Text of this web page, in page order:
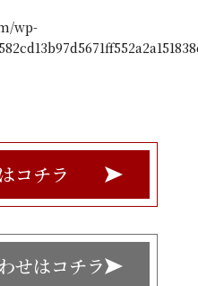
wp-
コチラ
せはコチラ